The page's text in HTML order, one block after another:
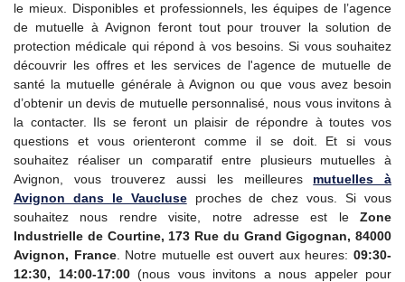
le mieux. Disponibles et professionnels, les équipes de l’agence
de mutuelle à Avignon feront tout pour trouver la solution de
protection médicale qui répond à vos besoins. Si vous souhaitez
découvrir les offres et les services de l'agence de mutuelle de
santé la mutuelle générale à Avignon ou que vous avez besoin
d’obtenir un devis de mutuelle personnalisé, nous vous invitons à
la contacter. Ils se feront un plaisir de répondre à toutes vos
questions et vous orienteront comme il se doit. Et si vous
souhaitez réaliser un comparatif entre plusieurs mutuelles à
Avignon, vous trouverez aussi les meilleures mutuelles à
Avignon dans le Vaucluseproches de chez vous. Si vous
souhaitez nous rendre visite, notre adresse est le Zone
Industrielle de Courtine, 173 Rue du Grand Gigognan, 84000
Avignon, France. Notre mutuelle est ouvert aux heures: 09:30-
12:30, 14:00-17:00(nous vous invitons a nous appeler pour